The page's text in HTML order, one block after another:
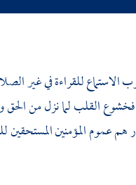
الاستماع للقراءة في غير
القلب لما نزل من
عموم المؤمنين المستحقين